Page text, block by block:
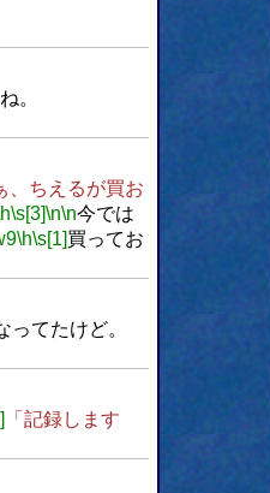
。
、ちえるが買お
\s[3]\n\n今では
\h\s[1]買ってお
てたけど。
「記録します